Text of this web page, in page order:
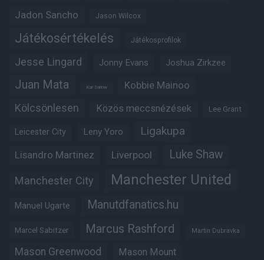
Jadon Sancho Jason Wilcox
Játékosértékelés Játékosprofilok
Jesse Lingard Jonny Evans Joshua Zirkzee
Juan Mata Karl Darlow Kobbie Mainoo
Kölcsönlesen Közös meccsnézések Lee Grant
Leicester City Leny Yoro Ligakupa
Lisandro Martinez Liverpool Luke Shaw
Manchester City Manchester United
Manuel Ugarte Manutdfanatics.hu
Marcel Sabitzer Marcus Rashford Martin Dubravka
Mason Greenwood Mason Mount